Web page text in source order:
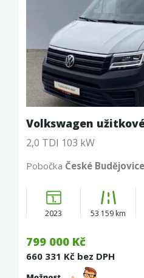
799 000 Kč
660 331 Kč bez DPH
Volkswagen
2,0 TDI 103 kW
Pobočka České Budějovice
2023 53 159 km